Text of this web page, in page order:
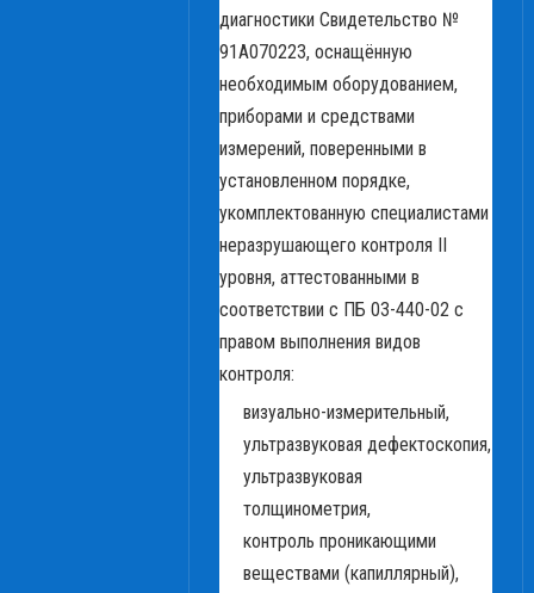
диагностики Свидетельство №
91А070223, оснащённую
необходимым оборудованием,
приборами и средствами
измерений, поверенными в
установленном порядке,
укомплектованную специалистами
неразрушающего контроля II
уровня, аттестованными в
соответствии с ПБ 03-440-02 с
правом выполнения видов
контроля:
визуально-измерительный,
ультразвуковая дефектоскопия,
ультразвуковая
толщинометрия,
контроль проникающими
веществами (капиллярный),